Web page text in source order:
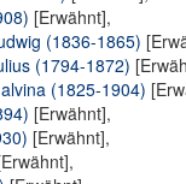
[Erwähnt],
(1836-1865)
(1794-1872)
(1825-1904)
[Erwähnt],
[Erwähnt],